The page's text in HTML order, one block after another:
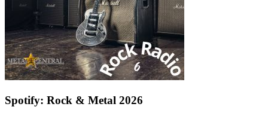
Spotify: Rock & Metal 2026